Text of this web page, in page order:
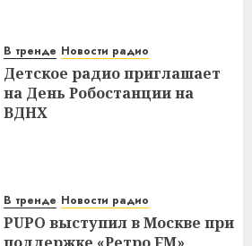
В тренде Новости радио
Детское радио приглашает
на День Робостанции на
ВДНХ
В тренде Новости радио
PUPO выступил в Москве при